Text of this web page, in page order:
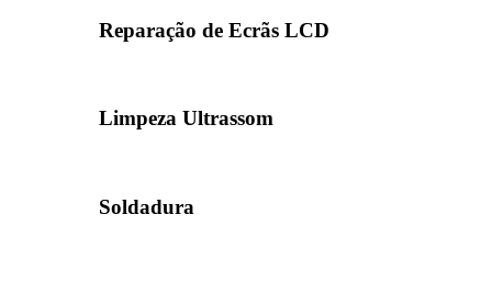
Reparação de Ecrãs LCD
Limpeza Ultrassom
Soldadura